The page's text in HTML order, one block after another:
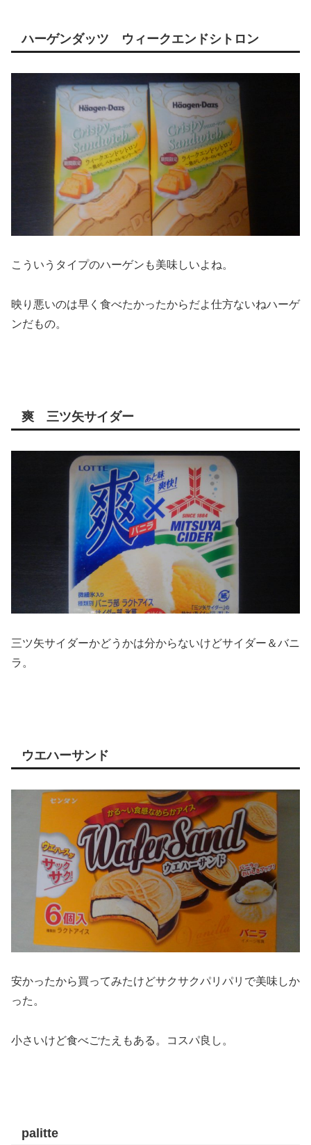
ハーゲンダッツ ウィークエンドシトロン
こういうタイプのハーゲンも美味しいよね。
映り悪いのは早く食べたかったからだよ仕方ないねハーゲ
ンだもの。
爽 三ツ矢サイダー
三ツ矢サイダーかどうかは分からないけどサイダー＆バニ
ラ。
ウエハーサンド
安かったから買ってみたけどサクサクパリパリで美味しか
った。
小さいけど食べごたえもある。コスパ良し。
palitte